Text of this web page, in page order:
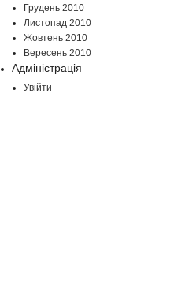
Грудень 2010
Листопад 2010
Жовтень 2010
Вересень 2010
Адміністрація
Увійти